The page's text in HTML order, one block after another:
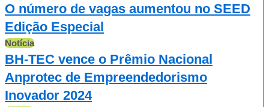
O número de vagas aumentou no SEED
Edição Especial
Notícia
BH-TEC vence o Prêmio Nacional
Anprotec de Empreendedorismo
Inovador 2024